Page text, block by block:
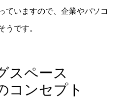
ていますので、企業やパソコ
うです。
スペース
コンセプト